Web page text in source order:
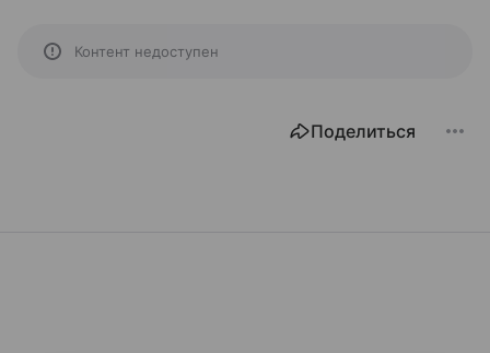
Контент недоступен
Поделиться